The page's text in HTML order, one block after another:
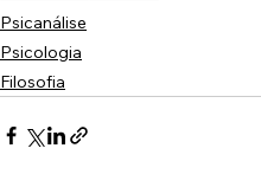
Psicanálise
Psicologia
Filosofia